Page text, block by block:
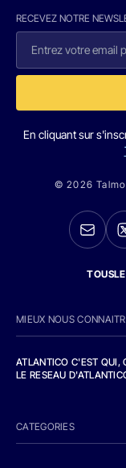
RECEVEZ NOTRE
En cliquant sur
© 2026
MIEUX NOUS
ATLANTICO C'EST QUI,
LE RESEAU
CATEGORIES